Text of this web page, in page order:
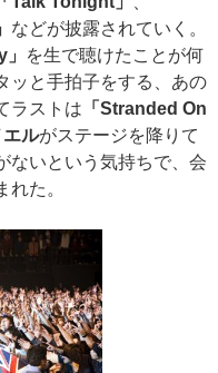
などが披露されていく。
を生で聴けたことが何
ッと手拍子をする、あの
ラストは 「Stranded On
エルがステージを降りて
ないという気持ちで、会
た。